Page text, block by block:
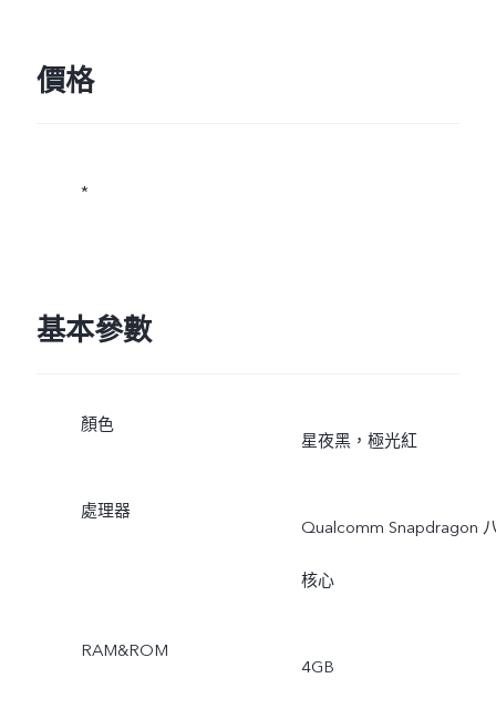
價格
*
基本參數
顏色
星夜黑，極光紅
處理器
Qualcomm Snapdragon
核心
RAM&ROM
4GB